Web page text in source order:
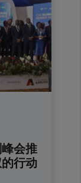
会推
行动